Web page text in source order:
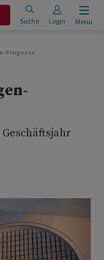
Suche Login Menu
Prognose